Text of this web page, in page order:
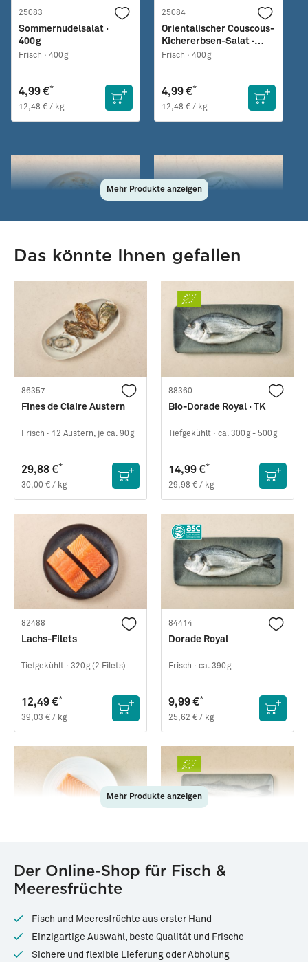
25083
Sommernudelsalat ·
400g
Frisch · 400g
4,99 €*
12,48 € / kg
25084
Orientalischer Couscous-
Kichererbsen-Salat ·
400g
Frisch · 400g
4,99 €*
12,48 € / kg
25091
Farmersalat · 400g
4,99 €*
12,48 € / kg
25094
Gurkensalat in
Joghurtdressing · 400g
Frisch · 400g
4,99 €*
12,48 € / kg
Mehr Produkte anzeigen
Das könnte Ihnen gefallen
86357
Fines de Claire Austern
Frisch · 12 Austern, je ca. 90g
29,88 €*
30,00 € / kg
88360
Bio-Dorade Royal · TK
Tiefgekühlt · ca. 300g - 500g
14,99 €*
29,98 € / kg
82488
Lachs-Filets
Tiefgekühlt · 320g (2 Filets)
12,49 €*
39,03 € / kg
84414
Dorade Royal
Frisch · ca. 390g
9,99 €*
25,62 € / kg
Lachs-Rückenfilet
(Sashimi-Qualität)
17,99 €*
89,95 € / kg
Bio-Wolfsbarsch · TK
19,99 € *
33,32 € / kg
Mehr Produkte anzeigen
Der Online-Shop für Fisch &
Meeresfrüchte
Fisch und Meeresfrüchte aus erster Hand
Einzigartige Auswahl, beste Qualität und Frische
Sichere und flexible Lieferung oder Abholung